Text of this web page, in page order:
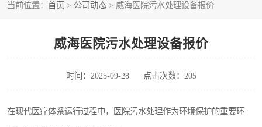
当前位置： 首页 > 公司动态 > 威海医院污水处理设备报价
威海医院污水处理设备报价
时间：2025-09-28 点击次数：205
在现代医疗体系运行过程中，医院污水处理作为环境保护的重要环
洗涤污水处理设备
诊所门诊污水处理设备